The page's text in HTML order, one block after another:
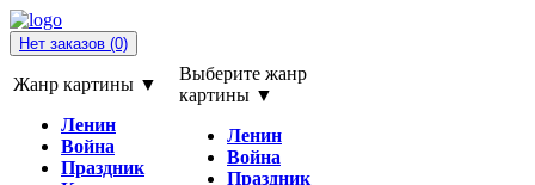
Нет заказов (0)
Жанр картины ▼
Ленин
Война
Праздник
Выберите жанр
картины ▼
Ленин
Война
Праздник